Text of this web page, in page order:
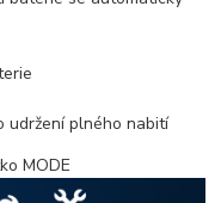
plného nabití
MODE